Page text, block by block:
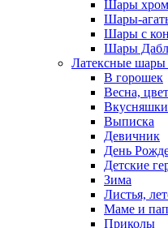
Шары хром
Шары-
Шары с
Шары Дабл
Латексные шары
В горошек
Весна,
Вкусняшки
Выписка
Девичник
День
Детские
Зима
Листья,
Маме и
Приколы